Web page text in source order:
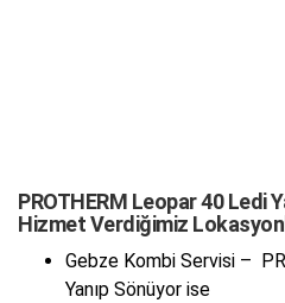
PROTHERM Leopar 40 Ledi
Hizmet Verdiğimiz
Gebze Kombi Servisi –
Yanıp Sönüyor ise